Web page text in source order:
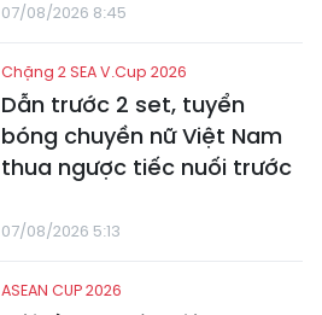
07/08/2026 8:45
Chặng 2 SEA V.Cup 2026
Dẫn trước 2 set, tuyển
bóng chuyền nữ Việt Nam
thua ngược tiếc nuối trước
07/08/2026 5:13
ASEAN CUP 2026